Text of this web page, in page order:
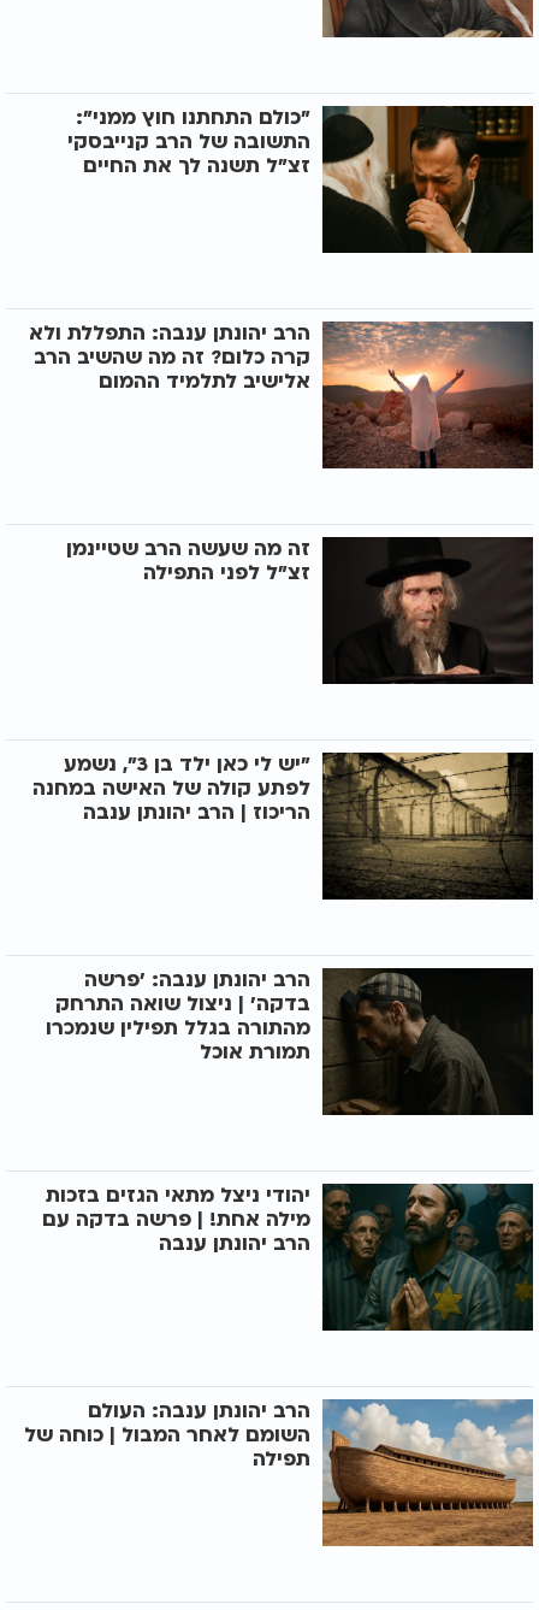
"כולם התחתנו חוץ ממני":
התשובה של הרב קנייבסקי
זצ"ל תשנה לך את החיים
הרב יהונתן ענבה: התפללת ולא
קרה כלום? זה מה שהשיב הרב
אלישיב לתלמיד ההמום
זה מה שעשה הרב שטיינמן
זצ"ל לפני התפילה
"יש לי כאן ילד בן 3", נשמע
לפתע קולה של האישה במחנה
הריכוז | הרב יהונתן ענבה
הרב יהונתן ענבה: 'פרשה
בדקה' | ניצול שואה התרחק
מהתורה בגלל תפילין שנמכרו
תמורת אוכל
יהודי ניצל מתאי הגזים בזכות
מילה אחת! | פרשה בדקה עם
הרב יהונתן ענבה
הרב יהונתן ענבה: העולם
השומם לאחר המבול | כוחה של
תפילה